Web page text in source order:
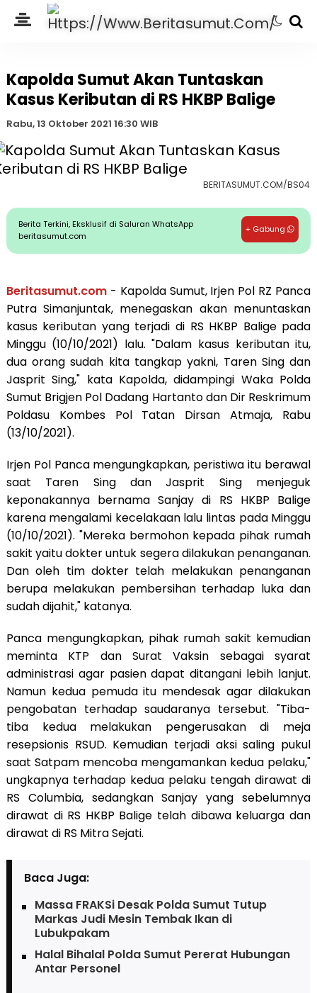
Kapolda Sumut Akan Tuntaskan
Kasus Keributan di RS HKBP Balige
Rabu, 13 Oktober 2021 16:30 WIB
BERITASUMUT.COM/BS04
Berita Terkini, Eksklusif di Saluran WhatsApp
beritasumut.com
+ Gabung
Beritasumut.com- Kapolda Sumut, Irjen Pol RZ Panca
Putra Simanjuntak, menegaskan akan menuntaskan
kasus keributan yang terjadi di RS HKBP Balige pada
Minggu (10/10/2021) lalu. "Dalam kasus keributan itu,
dua orang sudah kita tangkap yakni, Taren Sing dan
Jasprit Sing," kata Kapolda, didampingi Waka Polda
Sumut Brigjen Pol Dadang Hartanto dan Dir Reskrimum
Poldasu Kombes Pol Tatan Dirsan Atmaja, Rabu
(13/10/2021).
Irjen Pol Panca mengungkapkan, peristiwa itu berawal
saat Taren Sing dan Jasprit Sing menjeguk
keponakannya bernama Sanjay di RS HKBP Balige
karena mengalami kecelakaan lalu lintas pada Minggu
(10/10/2021). "Mereka bermohon kepada pihak rumah
sakit yaitu dokter untuk segera dilakukan penanganan.
Dan oleh tim dokter telah melakukan penanganan
berupa melakukan pembersihan terhadap luka dan
sudah dijahit," katanya.
Panca mengungkapkan, pihak rumah sakit kemudian
meminta KTP dan Surat Vaksin sebagai syarat
administrasi agar pasien dapat ditangani lebih lanjut.
Namun kedua pemuda itu mendesak agar dilakukan
pengobatan terhadap saudaranya tersebut. "Tiba-
tiba kedua melakukan pengerusakan di meja
resepsionis RSUD. Kemudian terjadi aksi saling pukul
saat Satpam mencoba mengamankan kedua pelaku,"
ungkapnya terhadap kedua pelaku tengah dirawat di
RS Columbia, sedangkan Sanjay yang sebelumnya
dirawat di RS HKBP Balige telah dibawa keluarga dan
dirawat di RS Mitra Sejati.
Baca Juga:
Massa FRAKSi Desak Polda Sumut Tutup
Markas Judi Mesin Tembak Ikan di
Lubukpakam
Halal Bihalal Polda Sumut Pererat Hubungan
Antar Personel